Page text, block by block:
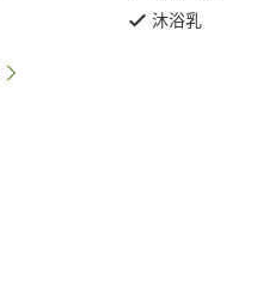
沐浴乳